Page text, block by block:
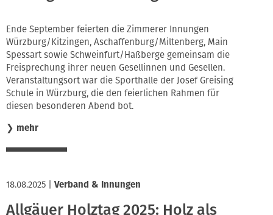
Ende September feierten die Zimmerer Innungen
Würzburg/Kitzingen, Aschaffenburg/Miltenberg, Main
Spessart sowie Schweinfurt/Haßberge gemeinsam die
Freisprechung ihrer neuen Gesellinnen und Gesellen.
Veranstaltungsort war die Sporthalle der Josef Greising
Schule in Würzburg, die den feierlichen Rahmen für
diesen besonderen Abend bot.
❯ mehr
18.08.2025 Verband & Innungen
Allgäuer Holztag 2025: Holz als